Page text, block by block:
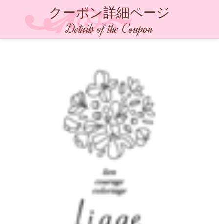
クーポン詳細ページ
Details of the Coupon